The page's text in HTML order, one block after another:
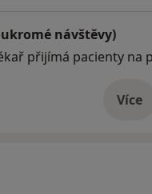
návštěvy)
přijímá pacienty na
Více
o